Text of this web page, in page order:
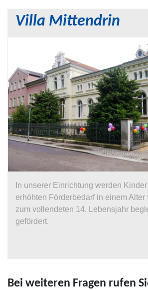
Villa Mittendrin
In unserer Einrichtung werden
erhöhten Förderbedarf in einem Alter
zum vollendeten 14. Lebensjahr
gefördert.
Bei weiteren Fragen rufen